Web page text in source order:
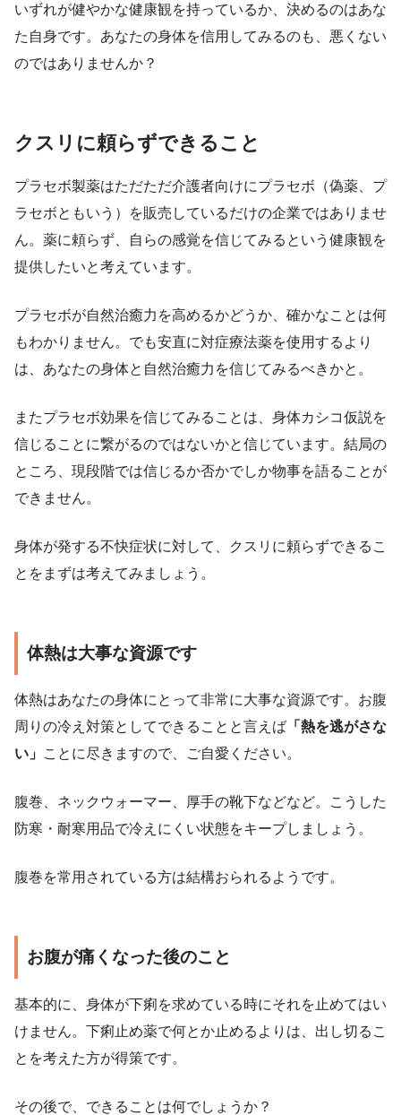
いずれが健やかな健康観を持っているか、決めるのはあな
た自身です。あなたの身体を信用してみるのも、悪くない
のではありませんか？
クスリに頼らずできること
プラセボ製薬はただただ介護者向けにプラセボ（偽薬、プ
ラセボともいう）を販売しているだけの企業ではありませ
ん。薬に頼らず、自らの感覚を信じてみるという健康観を
提供したいと考えています。
プラセボが自然治癒力を高めるかどうか、確かなことは何
もわかりません。でも安直に対症療法薬を使用するより
は、あなたの身体と自然治癒力を信じてみるべきかと。
またプラセボ効果を信じてみることは、身体カシコ仮説を
信じることに繋がるのではないかと信じています。結局の
ところ、現段階では信じるか否かでしか物事を語ることが
できません。
身体が発する不快症状に対して、クスリに頼らずできるこ
とをまずは考えてみましょう。
体熱は大事な資源です
体熱はあなたの身体にとって非常に大事な資源です。お腹
周りの冷え対策としてできることと言えば 「熱を逃がさな
い」 ことに尽きますので、ご自愛ください。
腹巻、ネックウォーマー、厚手の靴下などなど。こうした
防寒・耐寒用品で冷えにくい状態をキープしましょう。
腹巻を常用されている方は結構おられるようです。
お腹が痛くなった後のこと
基本的に、身体が下痢を求めている時にそれを止めてはい
けません。下痢止め薬で何とか止めるよりは、出し切るこ
とを考えた方が得策です。
その後で、できることは何でしょうか？